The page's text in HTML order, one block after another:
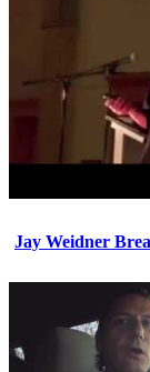
Jay Weidner